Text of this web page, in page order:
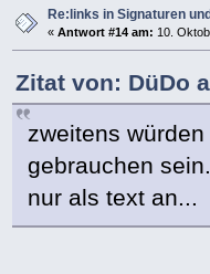
Re:links in Signaturen
« Antwort #14 am: 10.
Zitat von: DüDo
zweitens
gebrauchen
nur als text an...